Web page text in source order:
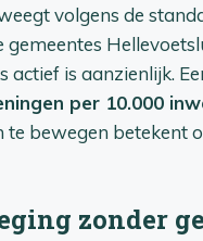
volgens de
actief is aanzienlijk.
per 10.000
te bewegen betekent
zonder